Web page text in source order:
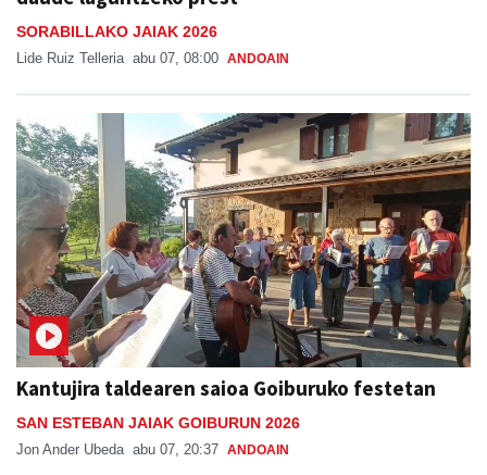
SORABILLAKO JAIAK 2026
Lide Ruiz Telleria abu 07, 08:00 ANDOAIN
Kantujira taldearen saioa Goiburuko festetan
SAN ESTEBAN JAIAK GOIBURUN 2026
Jon Ander Ubeda abu 07, 20:37 ANDOAIN